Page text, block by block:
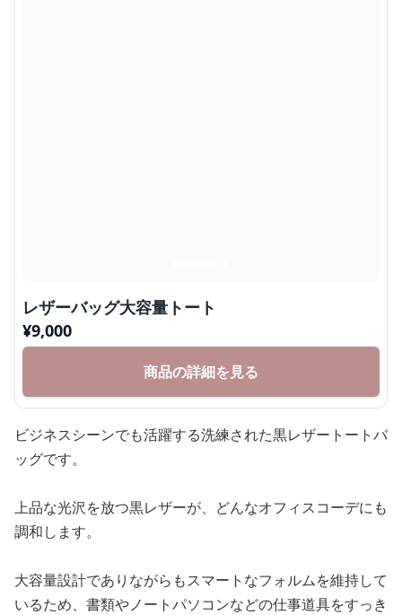
レザーバッグ大容量トート
¥9,000
商品の詳細を見る
ビジネスシーンでも活躍する洗練された黒レザートートバ
ッグです。
上品な光沢を放つ黒レザーが、どんなオフィスコーデにも
調和します。
大容量設計でありながらもスマートなフォルムを維持して
いるため、書類やノートパソコンなどの仕事道具をすっき